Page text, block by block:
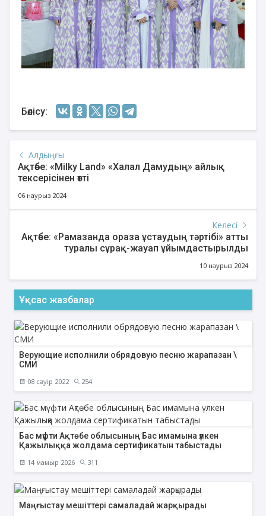
Бөлісу:
Алдыңғы
Ақтөбе: «Milky Land» «Халал Дамудың» айлық
тексерісінен өтті
06 наурыз 2024
Келесі
Ақтөбе: «Рамазанда ораза ұстаудың тәртібі» атты
туралы сұрақ-жауап ұйымдастырылды
10 наурыз 2024
Ұқсас жазбалар
Верующие исполнили обрядовую песню жарапазан \
СМИ
08 сәуір 2022 254
Бас мүфти Ақтөбе облысының Бас имамына үлкен
Қажылыққа жолдама сертификатын табыстады
14 мамыр 2026 311
Маңғыстау мешіттері самаладай жарқырады